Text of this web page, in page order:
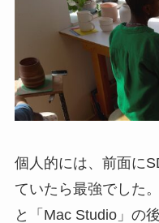
個人的には、前面に
ていたら最強でした
と「Mac Studio」の